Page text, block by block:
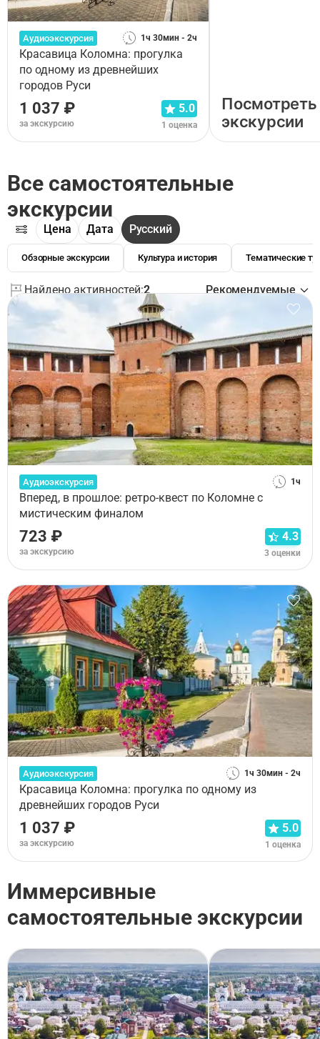
Аудиоэкскурсия 1ч 30мин - 2ч
Красавица Коломна: прогулка
по одному из древнейших
городов Руси
1 037 ₽
за экскурсию
5.0
1 оценка
Посмотреть
экскурсии
Все самостоятельные
экскурсии
Цена Дата Русский
Обзорные экскурсии Культура и история Тематические
Найдено активностей:2 Рекомендуемые
Аудиоэкскурсия 1ч
Вперед, в прошлое: ретро-квест по Коломне с
мистическим финалом
723 ₽
за экскурсию
4.3
3 оценки
Аудиоэкскурсия 1ч 30мин - 2ч
Красавица Коломна: прогулка по одному из
древнейших городов Руси
1 037 ₽
за экскурсию
5.0
1 оценка
Иммерсивные
самостоятельные экскурсии